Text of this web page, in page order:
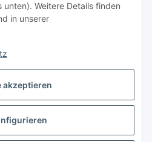
Weitere Details finden
in unserer
akzeptieren